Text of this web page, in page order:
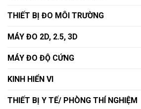
THIẾT BỊ ĐO MÔI TRƯỜNG
MÁY ĐO 2D, 2.5, 3D
MÁY ĐO ĐỘ CỨNG
KINH HIỂN VI
THIẾT BỊ Y TẾ/ PHÒNG THÍ NGHIỆM